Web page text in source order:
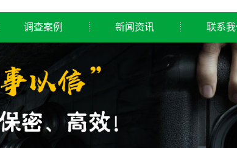
调查案例 新闻资讯 联系我